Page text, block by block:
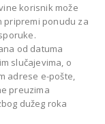
korisnik može
pripremi ponudu za
od datuma
slučajevima, o
adrese e-pošte,
preuzima
dužeg roka